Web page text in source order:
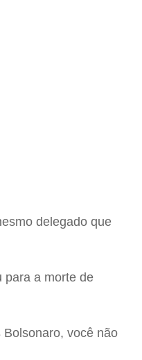
delegado que
para a morte de
você não